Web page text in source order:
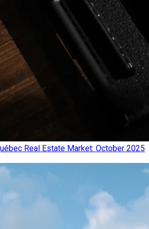
Real Estate Market: October 2025